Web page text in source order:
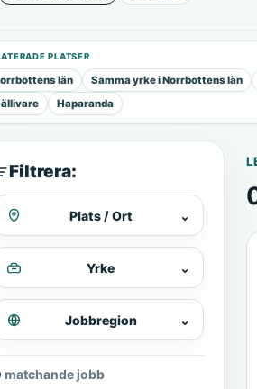
PLATSER
län Samma yrke i Norrbottens län
Haparanda
Filtrera:
Plats / Ort ⌄
Yrke ⌄
Jobbregion ⌄
0 matchande jobb